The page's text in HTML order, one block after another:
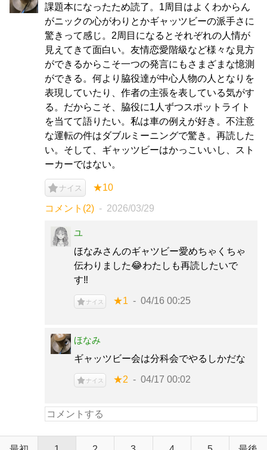
課題本になったため読了。1周目はよくわからん
がニックの心がわりとかギャッツビーの派手さに
驚きって感じ。2周目になるとそれぞれの人情が
見えてきて面白い。友情恋愛階級など様々な見方
ができるからこそ一つの発言にもさまざまな憶測
ができる。何より脇役達が中心人物の人となりを
表現していたり、作者の主張を表している気がす
る。だからこそ、脇役に1人ずつスポットライト
を当てて語りたい。私は車の例えが好き。不注意
な運転の件はダブルミーニングで驚き。再読した
い。そして、ギャッツビーはかっこいいし、スト
ーカーではない。
ナイス ★10
コメント(2) 2026/03/29
ユ
ほなみさんのギャツビー愛めちゃくちゃ
伝わりました😂わたしも再読したいで
す‼︎
ナイス ★1 04/16 00:25
ほなみ
ギャッツビー会は分科会でやるしかだな
ナイス ★2 04/17 00:02